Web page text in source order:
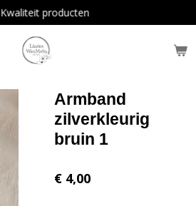
Kwaliteit producten
Armband
zilverkleurig
bruin 1
€ 4,00